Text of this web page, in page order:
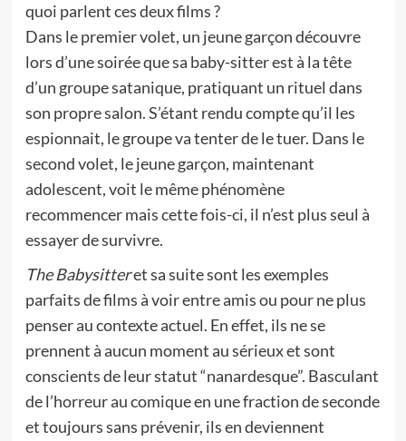
quoi parlent ces deux films ?
Dans le premier volet, un jeune garçon découvre
lors d’une soirée que sa baby-sitter est à la tête
d’un groupe satanique, pratiquant un rituel dans
son propre salon. S’étant rendu compte qu’il les
espionnait, le groupe va tenter de le tuer. Dans le
second volet, le jeune garçon, maintenant
adolescent, voit le même phénomène
recommencer mais cette fois-ci, il n’est plus seul à
essayer de survivre.
The Babysitteret sa suite sont les exemples
parfaits de films à voir entre amis ou pour ne plus
penser au contexte actuel. En effet, ils ne se
prennent à aucun moment au sérieux et sont
conscients de leur statut “nanardesque”. Basculant
de l’horreur au comique en une fraction de seconde
et toujours sans prévenir, ils en deviennent